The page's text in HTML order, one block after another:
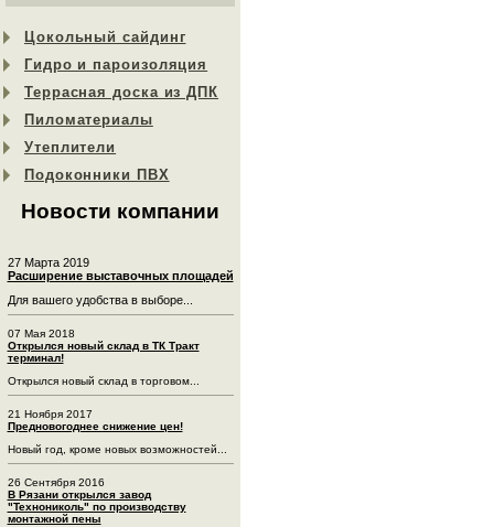
Цокольный сайдинг
Гидро и пароизоляция
Террасная доска из ДПК
Пиломатериалы
Утеплители
Подоконники ПВХ
Новости компании
27 Марта 2019
Расширение выставочных площадей
Для вашего удобства в выборе...
07 Мая 2018
Открылся новый склад в ТК Тракт
терминал!
Открылся новый склад в торговом...
21 Ноября 2017
Предновогоднее снижение цен!
Новый год, кроме новых возможностей...
26 Сентября 2016
В Рязани открылся завод
"Технониколь" по производству
монтажной пены